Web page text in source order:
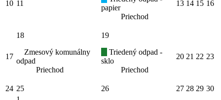
10 11
papier
Priechod
13 14 15 16
17
18
Zmesový komunálny
odpad
Priechod
19
Triedený odpad -
sklo
Priechod
20 21 22 23
24 25 26 27 28 29 30